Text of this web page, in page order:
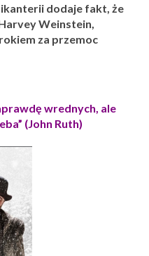
dodaje fakt, że
Weinstein,
za przemoc
wrednych, ale
(John Ruth)